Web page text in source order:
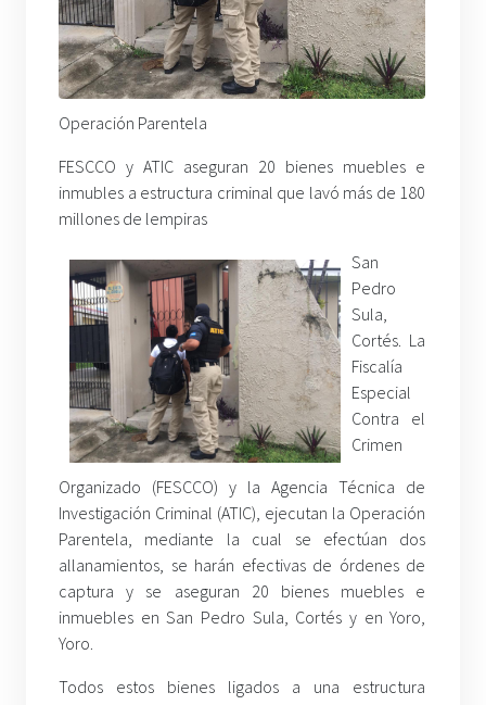
Operación Parentela
FESCCO y ATIC aseguran 20 bienes muebles e
inmubles a estructura criminal que lavó más de 180
millones de lempiras
San
Pedro
Sula,
Cortés. La
Fiscalía
Especial
Contra el
Crimen
Organizado (FESCCO) y la Agencia Técnica de
Investigación Criminal (ATIC), ejecutan la Operación
Parentela, mediante la cual se efectúan dos
allanamientos, se harán efectivas de órdenes de
captura y se aseguran 20 bienes muebles e
inmuebles en San Pedro Sula, Cortés y en Yoro,
Yoro.
Todos estos bienes ligados a una estructura